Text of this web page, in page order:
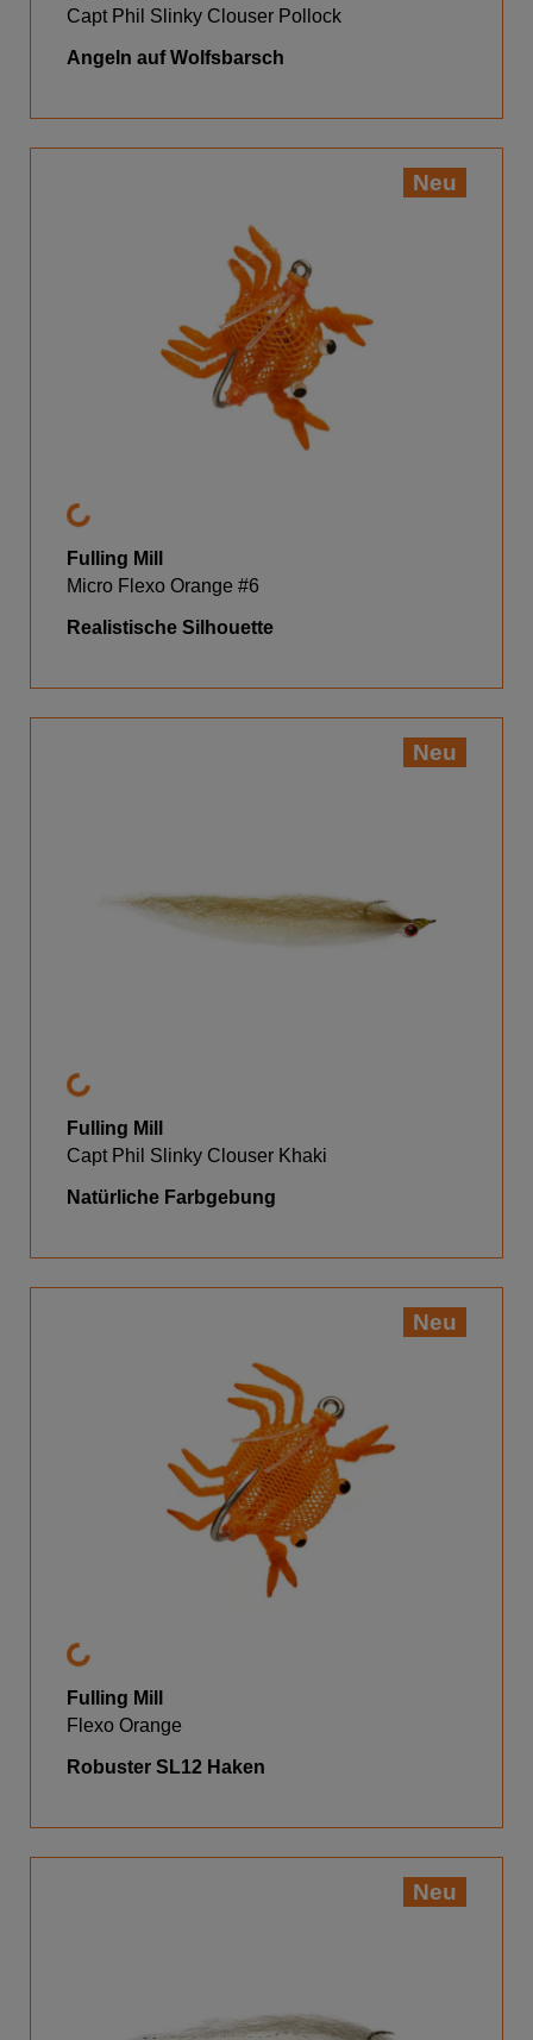
Capt Phil Slinky Clouser Pollock
Angeln auf Wolfsbarsch
Neu
Fulling Mill
Micro Flexo Orange #6
Realistische Silhouette
Neu
Fulling Mill
Capt Phil Slinky Clouser Khaki
Natürliche Farbgebung
Neu
Fulling Mill
Flexo Orange
Robuster SL12 Haken
Neu